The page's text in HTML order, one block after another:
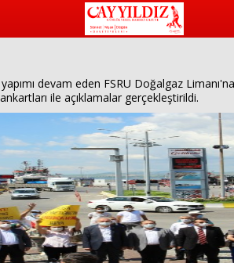
devam eden FSRU Doğalgaz
ile açıklamalar gerçekleştirildi.